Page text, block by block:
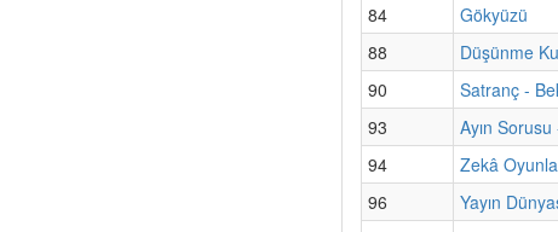
84
Gökyüzü
88
Düşünme
90
Satranç -
93
Ayın
94
Zekâ
96
Yayın